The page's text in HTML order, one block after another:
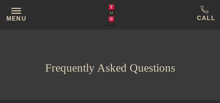
MENU
Frequently Asked Questions